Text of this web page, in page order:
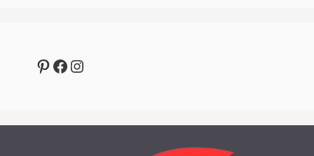
Pinterest
Facebook
Instagram